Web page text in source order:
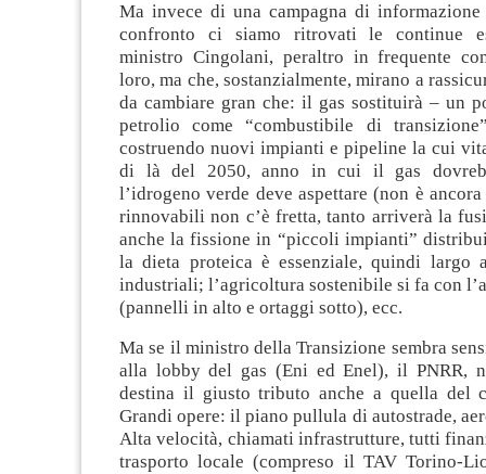
Ma invece di una campagna di
confronto ci siamo ritrovati le continue
ministro Cingolani, peraltro in frequente
loro, ma che, sostanzialmente, mirano a
da cambiare gran che: il gas sostituirà – un
petrolio come “combustibile di
costruendo nuovi impianti e pipeline la cui
di là del 2050, anno in cui il gas
l’idrogeno verde deve aspettare (non è
rinnovabili non c’è fretta, tanto arriverà la
anche la fissione in “piccoli impianti”
la dieta proteica è essenziale, quindi largo
industriali; l’agricoltura sostenibile si fa con
(pannelli in alto e ortaggi sotto), ecc.
Ma se il ministro della Transizione sembra
alla lobby del gas (Eni ed Enel), il PNRR,
destina il giusto tributo anche a quella del
Grandi opere: il piano pullula di autostrade,
Alta velocità, chiamati infrastrutture, tutti
trasporto locale (compreso il TAV Torino-